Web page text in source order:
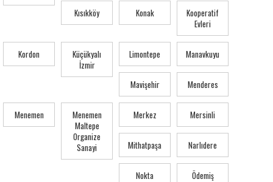
Kısıkköy Konak
Kooperatif
Evleri
Kordon
Küçükyalı
İzmir
Limontepe Manavkuyu
Mavişehir Menderes
Menemen
Menemen
Maltepe
Organize
Sanayi
Merkez Mersinli
Mithatpaşa Narlıdere
Nokta Ödemiş